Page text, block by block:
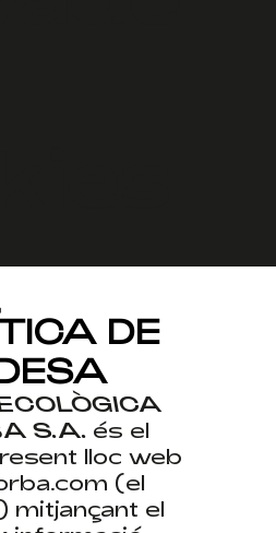
DE
S.A. és el
lloc web
(el
mitjançant el